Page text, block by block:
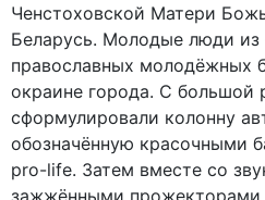
Ченстоховской Матери
Беларусь. Молодые люди из
православных молодёжных
окраине города. С большой
сформулировали колонну
обозначённую красочными
pro-life. Затем вместе со
зажжёнными прожекторами